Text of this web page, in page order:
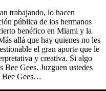
trabajando, lo hacen
pública de los hermanos
benéfico en Miami y la
allá que hay quienes no les
el gran aporte que le
y creativa. Si algo
Bee Gees. Juzguen ustedes
Bee Gees…